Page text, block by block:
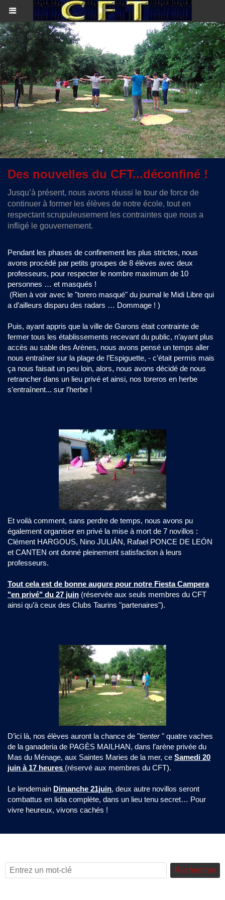
Des nouvelles du CFT...déconfiné !
Jusqu’à présent, nous avons réussi le tour de force de
continuer à former les élèves de notre école, tout en
respectant scrupuleusement les contraintes que nous a
infligé le gouvernement.
Pendant les phases de confinement les plus strictes, nous
avons procédé par petits groupes de 8 élèves avec deux
professeurs, pour respecter le nombre maximum de 10
personnes … et masqués !
(Rien à voir avec le "torero masqué" du journal le Midi Libre qui
a d’ailleurs disparu des radars … Dommage ! )
Puis, ayant appris que la ville de Garons était contrainte de
fermer tous les établissements recevant du public, n’ayant plus
accès au sable des Arènes, nous avons pensé un temps aller
nous entraîner sur la plage de l’Espiguette, - c’était permis mais
ça nous faisait un peu loin, alors, nous avons décidé de nous
retrancher dans un lieu privé et ainsi, nos toreros en herbe
s’entraînent... sur l’herbe !
​Et voilà comment, sans perdre de temps, nous avons pu
également organiser en privé la mise à mort de 7 novillos :
Clément HARGOUS, Nino JULIÁN, Rafael PONCE DE LEÓN
et CANTEN ont donné pleinement satisfaction à leurs
professeurs.
Tout cela est de bonne augure pour notre Fiesta Campera
"en privé" du 27 juin (réservée aux seuls membres du CFT
ainsi qu’à ceux des Clubs Taurins "partenaires").
D’ici là, nos élèves auront la chance de "tienter" quatre vaches
de la ganaderia de PAGÈS MAILHAN, dans l’arène privée du
Mas du Ménage, aux Saintes Maries de la mer, ce Samedi 20
juin à 17 heures (réservé aux membres du CFT).
Le lendemain Dimanche 21juin, deux autre novillos seront
combattus en lidia complète, dans un lieu tenu secret… Pour
vivre heureux, vivons cachés !
Rechercher